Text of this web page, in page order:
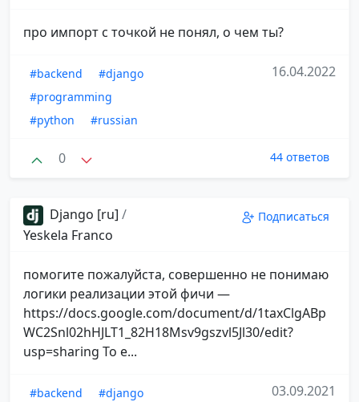
про импорт с точкой не понял, о чем ты?
#backend
#django
#programming
#python
#russian
16.04.2022
0 44 ответов
Django [ru] /
Yeskela Franco
Подписаться
помогите пожалуйста, совершенно не понимаю
логики реализации этой фичи —
https://docs.google.com/document/d/1taxClgABp
WC2Snl02hHJLT1_82H18Msv9gszvl5Jl30/edit?
usp=sharing То е...
#backend
#django
03.09.2021